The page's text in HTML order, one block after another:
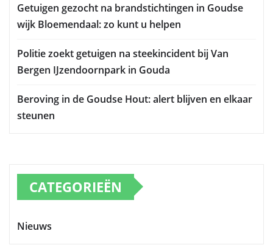
Getuigen gezocht na brandstichtingen in Goudse
wijk Bloemendaal: zo kunt u helpen
Politie zoekt getuigen na steekincident bij Van
Bergen IJzendoornpark in Gouda
Beroving in de Goudse Hout: alert blijven en elkaar
steunen
CATEGORIEËN
Nieuws